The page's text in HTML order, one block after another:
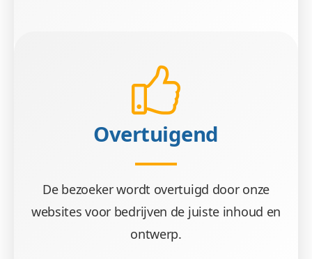
Overtuigend
De bezoeker wordt overtuigd door onze
websites voor bedrijven de juiste inhoud en
ontwerp.